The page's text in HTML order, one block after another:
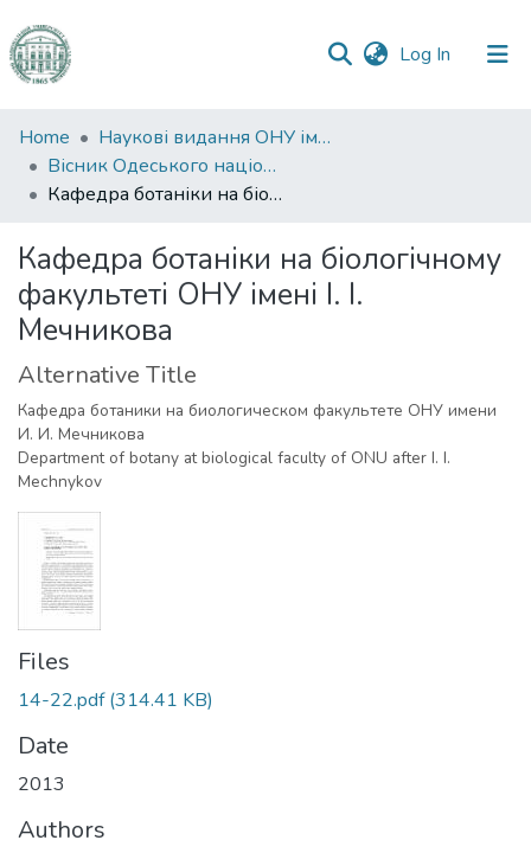
Log In (current)
Communities
&
Collections
Statistics
Home
Наукові видання ОНУ імені І. І. Мечникова
Вісник Одеського національного університету. Біологія
Кафедра ботаніки на біологічному факультеті ОНУ імені І. І. Мечникова
Кафедра ботаніки на біологічному
факультеті ОНУ імені І. І.
Мечникова
Alternative Title
Кафедра ботаники на биологическом факультете ОНУ имени
И. И. Мечникова
Department of botany at biological faculty of ONU after I. I.
Mechnykov
Files
14-22.pdf(314.41 KB)
Date
2013
Authors